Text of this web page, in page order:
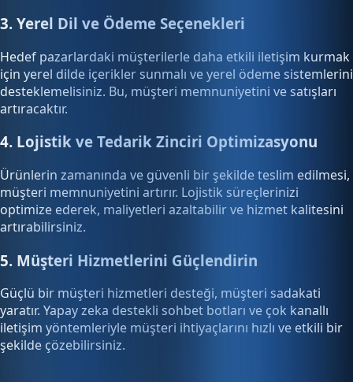
3. Yerel Dil ve Ödeme Seçenekleri
Hedef pazarlardaki müşterilerle daha etkili iletişim kurmak
için yerel dilde içerikler sunmalı ve yerel ödeme sistemlerini
desteklemelisiniz. Bu, müşteri memnuniyetini ve satışları
artıracaktır.
4. Lojistik ve Tedarik Zinciri Optimizasyonu
Ürünlerin zamanında ve güvenli bir şekilde teslim edilmesi,
müşteri memnuniyetini artırır. Lojistik süreçlerinizi
optimize ederek, maliyetleri azaltabilir ve hizmet kalitesini
artırabilirsiniz.
5. Müşteri Hizmetlerini Güçlendirin
Güçlü bir müşteri hizmetleri desteği, müşteri sadakati
yaratır. Yapay zeka destekli sohbet botları ve çok kanallı
iletişim yöntemleriyle müşteri ihtiyaçlarını hızlı ve etkili bir
şekilde çözebilirsiniz.